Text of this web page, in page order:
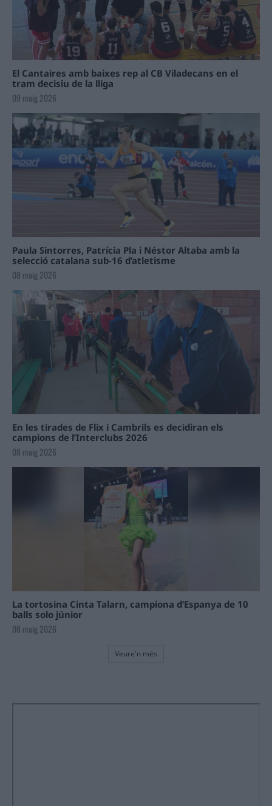
El Cantaires amb baixes rep al CB Viladecans en el
tram decisiu de la lliga
09 maig 2026
Paula Sintorres, Patrícia Pla i Néstor Altaba amb la
selecció catalana sub-16 d’atletisme
08 maig 2026
En les tirades de Flix i Cambrils es decidiran els
campions de l’Interclubs 2026
08 maig 2026
La tortosina Cinta Talarn, campiona d’Espanya de 10
balls solo júnior
08 maig 2026
Veure'n més